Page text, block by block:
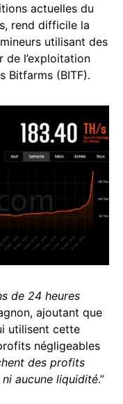
actuelles du
rend difficile la
utilisant des
de l’exploitation
Bitfarms (BITF).
de 24 heures
ajoutant que
utilisent cette
négligeables
des profits
ni aucune liquidité.”